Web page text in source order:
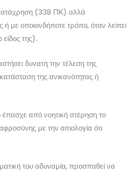
(338 ΠΚ) αλλά
με οποιονδήποτε τρόπο, όταν λείπει
της).
δυνατή την τέλεση της
της ανικανότητας ή
από νοητική στέρηση το
με την αιτιολογία ότι
του αδυναμία, προσπαθεί να